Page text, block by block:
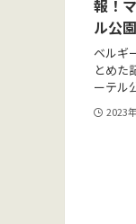
報！
ル公
ベルギ
とめた
ーテル
2023